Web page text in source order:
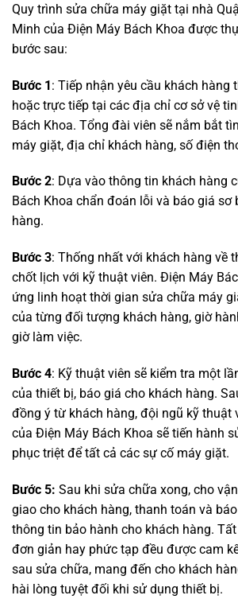
Quy trình sửa chữa máy giặt tại nhà
Minh của Điện Máy Bách Khoa được
bước sau:
Bước 1: Tiếp nhận yêu cầu khách hàng
hoặc trực tiếp tại các địa chỉ cơ sở vệ
Bách Khoa. Tổng đài viên sẽ nắm bắt
máy giặt, địa chỉ khách hàng, số điện
Bước 2: Dựa vào thông tin khách hàng
Bách Khoa chẩn đoán lỗi và báo giá sơ
hàng.
Bước 3: Thống nhất với khách hàng về
chốt lịch với kỹ thuật viên. Điện Máy
ứng linh hoạt thời gian sửa chữa máy
của từng đối tượng khách hàng, giờ
giờ làm việc.
Bước 4: Kỹ thuật viên sẽ kiểm tra một
của thiết bị, báo giá cho khách hàng.
đồng ý từ khách hàng, đội ngũ kỹ thuật
của Điện Máy Bách Khoa sẽ tiến hành
phục triệt để tất cả các sự cố máy giặt.
Bước 5: Sau khi sửa chữa xong, cho
giao cho khách hàng, thanh toán và
thông tin bảo hành cho khách hàng.
đơn giản hay phức tạp đều được cam
sau sửa chữa, mang đến cho khách
hài lòng tuyệt đối khi sử dụng thiết bị.